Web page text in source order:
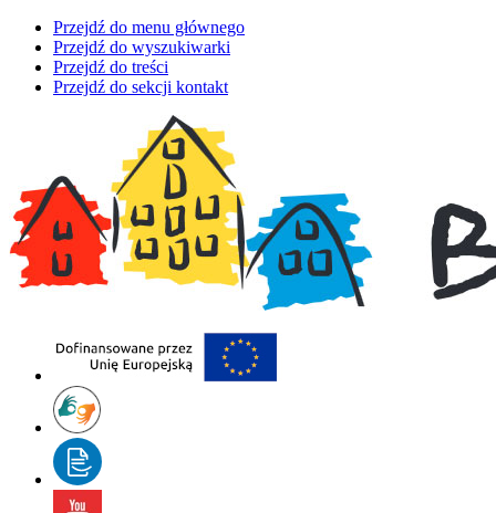
Przejdź do menu głównego
Przejdź do wyszukiwarki
Przejdź do treści
Przejdź do sekcji kontakt